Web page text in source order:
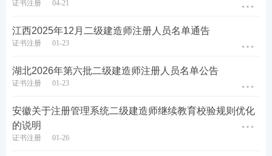
证书注册 04-21
江西2025年12月二级建造师注册人员名单通告
证书注册 01-23
湖北2026年第六批二级建造师注册人员名单公告
证书注册 01-23
安徽关于注册管理系统二级建造师继续教育校验规则优化
的说明
证书注册 01-26